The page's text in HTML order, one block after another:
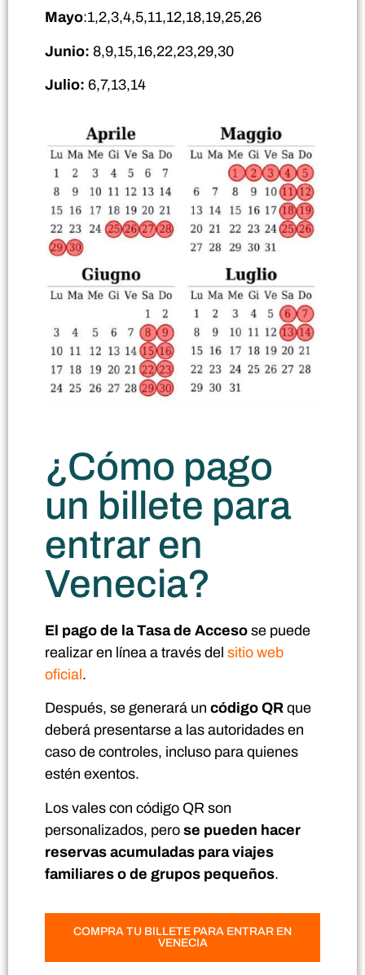
Mayo:1,2,3,4,5,11,12,18,19,25,26
Junio: 8,9,15,16,22,23,29,30
Julio: 6,7,13,14
¿Cómo pago
un billete para
entrar en
Venecia?
El pago de la Tasa de Acceso se puede
realizar en línea a través del sitio web
oficial.
Después, se generará un código QR que
deberá presentarse a las autoridades en
caso de controles, incluso para quienes
estén exentos.
Los vales con código QR son
personalizados, pero se pueden hacer
reservas acumuladas para viajes
familiares o de grupos pequeños.
COMPRA TU BILLETE PARA ENTRAR EN
VENECIA